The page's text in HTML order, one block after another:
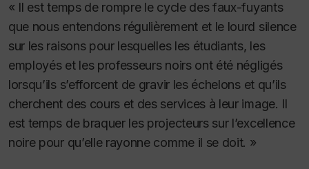
« Il est temps de rompre le cycle des faux-fuyants
que nous entendons régulièrement et le lourd silence
sur les raisons pour lesquelles les étudiants, les
employés et les professeurs noirs ont été négligés
lorsqu’ils s’efforcent de gravir les échelons et qu’ils
cherchent des cours et des services à leur image. Il
est temps de braquer les projecteurs sur l’excellence
noire pour qu’elle rayonne comme il se doit. »